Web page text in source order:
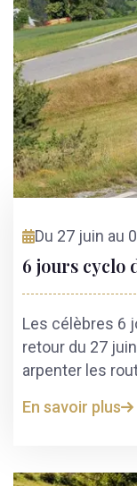
Du 27 juin au
6 jours cyclo
Les célèbres 6
retour du 27
arpenter les
En savoir plus